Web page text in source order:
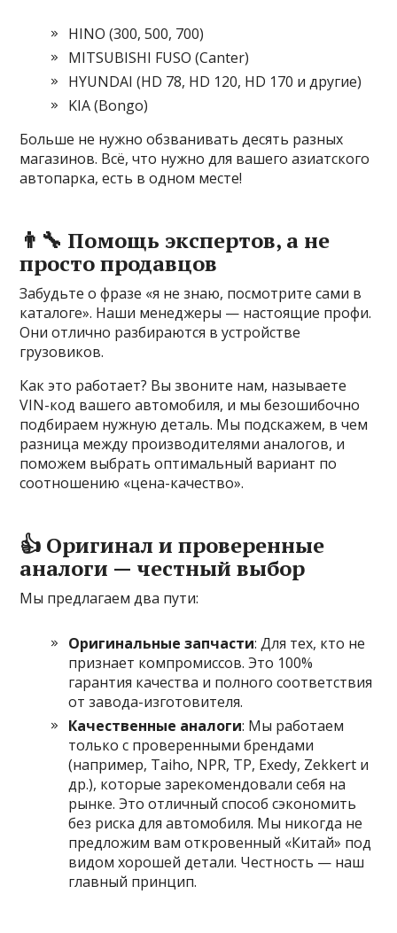
HINO (300, 500, 700)
MITSUBISHI FUSO (Canter)
HYUNDAI (HD 78, HD 120, HD 170 и другие)
KIA (Bongo)
Больше не нужно обзванивать десять разных
магазинов. Всё, что нужно для вашего азиатского
автопарка, есть в одном месте!
👨‍🔧 Помощь экспертов, а не
просто продавцов
Забудьте о фразе «я не знаю, посмотрите сами в
каталоге». Наши менеджеры — настоящие профи.
Они отлично разбираются в устройстве
грузовиков.
Как это работает? Вы звоните нам, называете
VIN-код вашего автомобиля, и мы безошибочно
подбираем нужную деталь. Мы подскажем, в чем
разница между производителями аналогов, и
поможем выбрать оптимальный вариант по
соотношению «цена-качество».
👍 Оригинал и проверенные
аналоги — честный выбор
Мы предлагаем два пути:
Оригинальные запчасти: Для тех, кто не
признает компромиссов. Это 100%
гарантия качества и полного соответствия
от завода-изготовителя.
Качественные аналоги: Мы работаем
только с проверенными брендами
(например, Taiho, NPR, TP, Exedy, Zekkert и
др.), которые зарекомендовали себя на
рынке. Это отличный способ сэкономить
без риска для автомобиля. Мы никогда не
предложим вам откровенный «Китай» под
видом хорошей детали. Честность — наш
главный принцип.